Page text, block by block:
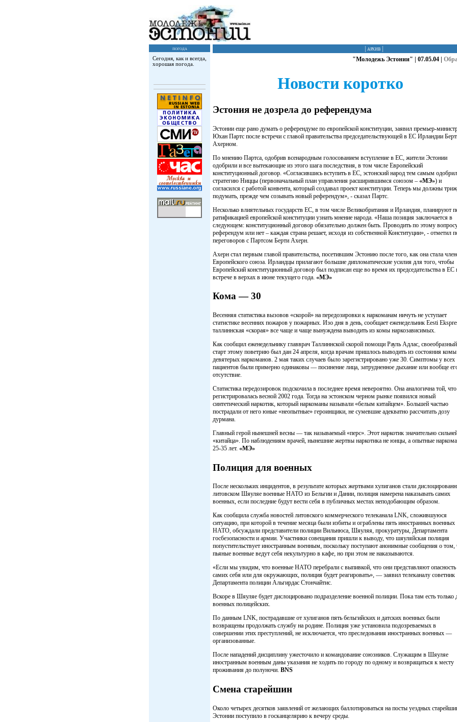
погода
Сегодня, как и всегда,
хорошая погода.
архив
"Молодежь Эстонии" | 07.05.04 |
Новости коротко
Эстония не дозрела до референдума
Эстонии еще рано думать о референдуме по европейской конституции, заявил премьер-
Юхан Партс после встречи с главой правительства председательствующей в ЕС Ирландии
Ахерном.
По мнению Партса, одобрив всенародным голосованием вступление в ЕС, жители Эстонии
одобрили и все вытекающие из этого шага последствия, в том числе Европейский
конституционный договор. «Согласившись вступить в ЕС, эстонский народ тем самым одобрил
стратегию Ниццы (первоначальный план управления расширившимся союзом – «МЭ») и
согласился с работой конвента, который создавал проект конституции. Теперь мы должны
подумать, прежде чем созывать новый референдум», - сказал Партс.
Несколько влиятельных государств ЕС, в том числе Великобритания и Ирландия, планируют
ратификацией европейской конституции узнать мнение народа. «Наша позиция заключается в
следующем: конституционный договор обязательно должен быть. Проводить по этому
референдум или нет – каждая страна решает, исходя из собственной Конституции», - отметил
переговоров с Партсом Берти Ахерн.
Ахерн стал первым главой правительства, посетившим Эстонию после того, как она стала
Европейского союза. Ирландцы прилагают большие дипломатические усилия для того, чтобы
Европейский конституционный договор был подписан еще во время их председательства в ЕС
встрече в верхах в июне текущего года. «МЭ»
Кома — 30
Весенняя статистика вызовов «скорой» на передозировки к наркоманам ничуть не уступает
статистике весенних пожаров у пожарных. Изо дня в день, сообщает еженедельник Eesti
таллиннская «скорая» все чаще и чаще вынуждена выводить из комы наркозависимых.
Как сообщил еженедельнику главврач Таллиннской скорой помощи Рауль Адлас, своеобразный
старт этому поветрию был дан 24 апреля, когда врачам пришлось выводить из состояния комы
девятерых наркоманов. 2 мая таких случаев было зарегистрировано уже 30. Симптомы у всех
пациентов были примерно одинаковы — посинение лица, затрудненное дыхание или вообще
отсутствие.
Статистика передозировок подскочила в последнее время невероятно. Она аналогична той, что
регистрировалась весной 2002 года. Тогда на эстонском черном рынке появился новый
синтетический наркотик, который наркоманы называли «белым китайцем». Большей частью
пострадали от него юные «неопытные» героинщики, не сумевшие адекватно рассчитать дозу
дурмана.
Главный герой нынешней весны — так называемый «перс». Этот наркотик значительно
«китайца». По наблюдениям врачей, нынешние жертвы наркотика не юнцы, а опытные
25-35 лет. «МЭ»
Полиция для военных
После нескольких инцидентов, в результате которых жертвами хулиганов стали
литовском Шяуляе военные НАТО из Бельгии и Дании, полиция намерена наказывать самих
военных, если последние будут вести себя в публичных местах неподобающим образом.
Как сообщила служба новостей литовского коммерческого телеканала LNK, сложившуюся
ситуацию, при которой в течение месяца были избиты и ограблены пять иностранных военных
НАТО, обсуждали представители полиции Вильнюса, Шяуляя, прокуратуры, Департамента
госбезопасности и армии. Участники совещания пришли к выводу, что шяуляйская полиция
попустительствует иностранным военным, поскольку поступают анонимные сообщения о том,
пьяные военные ведут себя некультурно в кафе, но при этом не наказываются.
«Если мы увидим, что военные НАТО перебрали с выпивкой, что они представляют
самих себя или для окружающих, полиция будет реагировать», — заявил телеканалу советник
Департамента полиции Альгирдас Стончайтис.
Вскоре в Шяуляе будет дислоцировано подразделение военной полиции. Пока там есть только
военных полицейских.
По данным LNK, пострадавшие от хулиганов пять бельгийских и датских военных были
возвращены продолжать службу на родине. Полиция уже установила подозреваемых в
совершении этих преступлений, не исключается, что преследования иностранных военных —
организованные.
После нападений дисциплину ужесточило и командование союзников. Служащим в Шяуляе
иностранным военным даны указания не ходить по городу по одному и возвращаться к месту
проживания до полуночи. BNS
Смена старейшин
Около четырех десятков заявлений от желающих баллотироваться на посты уездных
Эстонии поступило в госканцелярию к вечеру среды.